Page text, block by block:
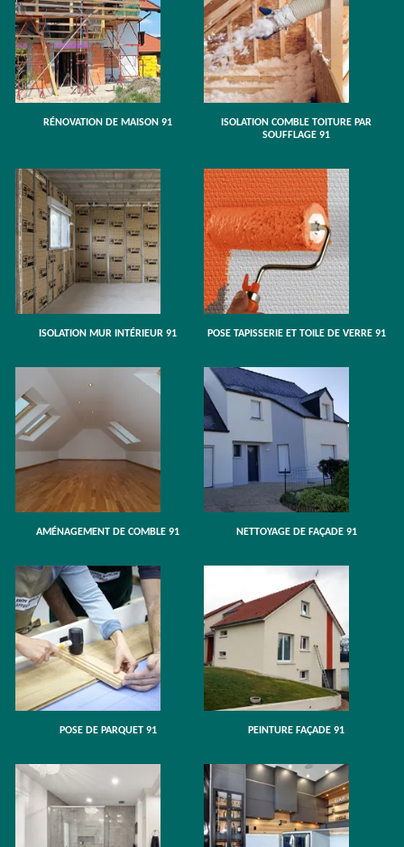
RÉNOVATION DE MAISON 91
ISOLATION COMBLE TOITURE PAR
SOUFFLAGE 91
ISOLATION MUR INTÉRIEUR 91 POSE TAPISSERIE ET TOILE DE VERRE 91
AMÉNAGEMENT DE COMBLE 91 NETTOYAGE DE FAÇADE 91
POSE DE PARQUET 91 PEINTURE FAÇADE 91